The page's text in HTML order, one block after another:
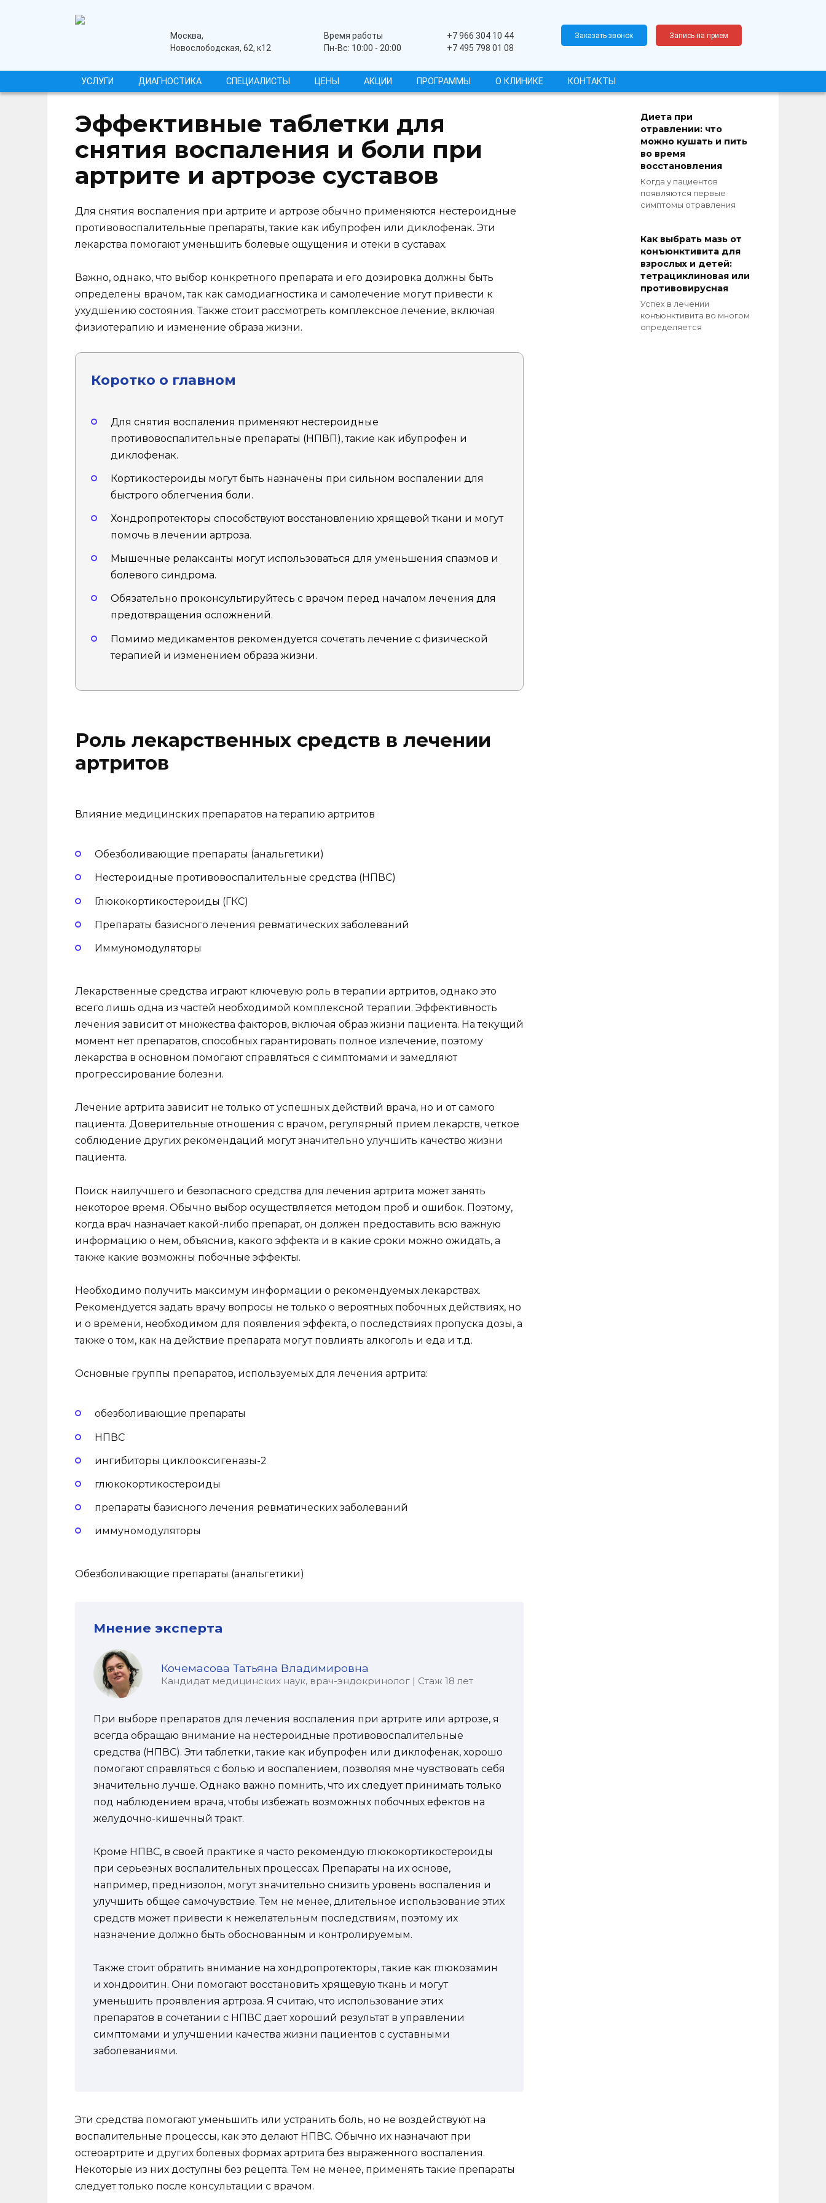
медицинский центрМосква,
Новослободская, 62, к12
Время работы
Пн-Вс: 10:00 - 20:00
+7 966 304 10 44
+7 495 798 01 08
Заказать звонок Запись на прием
УСЛУГИ ДИАГНОСТИКА СПЕЦИАЛИСТЫ ЦЕНЫ АКЦИИ ПРОГРАММЫ О КЛИНИКЕ КОНТАКТЫ
Эффективные таблетки для
снятия воспаления и боли при
артрите и артрозе суставов
Для снятия воспаления при артрите и артрозе обычно применяются нестероидные
противовоспалительные препараты, такие как ибупрофен или диклофенак. Эти
лекарства помогают уменьшить болевые ощущения и отеки в суставах.
Важно, однако, что выбор конкретного препарата и его дозировка должны быть
определены врачом, так как самодиагностика и самолечение могут привести к
ухудшению состояния. Также стоит рассмотреть комплексное лечение, включая
физиотерапию и изменение образа жизни.
Коротко о главном
Для снятия воспаления применяют нестероидные
противовоспалительные препараты (НПВП), такие как ибупрофен и
диклофенак.
Кортикостероиды могут быть назначены при сильном воспалении для
быстрого облегчения боли.
Хондропротекторы способствуют восстановлению хрящевой ткани и могут
помочь в лечении артроза.
Мышечные релаксанты могут использоваться для уменьшения спазмов и
болевого синдрома.
Обязательно проконсультируйтесь с врачом перед началом лечения для
предотвращения осложнений.
Помимо медикаментов рекомендуется сочетать лечение с физической
терапией и изменением образа жизни.
Роль лекарственных средств в лечении
артритов
Влияние медицинских препаратов на терапию артритов
Обезболивающие препараты (анальгетики)
Нестероидные противовоспалительные средства (НПВС)
Глюкокортикостероиды (ГКС)
Препараты базисного лечения ревматических заболеваний
Иммуномодуляторы
Лекарственные средства играют ключевую роль в терапии артритов, однако это
всего лишь одна из частей необходимой комплексной терапии. Эффективность
лечения зависит от множества факторов, включая образ жизни пациента. На текущий
момент нет препаратов, способных гарантировать полное излечение, поэтому
лекарства в основном помогают справляться с симптомами и замедляют
прогрессирование болезни.
Лечение артрита зависит не только от успешных действий врача, но и от самого
пациента. Доверительные отношения с врачом, регулярный прием лекарств, четкое
соблюдение других рекомендаций могут значительно улучшить качество жизни
пациента.
Поиск наилучшего и безопасного средства для лечения артрита может занять
некоторое время. Обычно выбор осуществляется методом проб и ошибок. Поэтому,
когда врач назначает какой-либо препарат, он должен предоставить всю важную
информацию о нем, объяснив, какого эффекта и в какие сроки можно ожидать, а
также какие возможны побочные эффекты.
Необходимо получить максимум информации о рекомендуемых лекарствах.
Рекомендуется задать врачу вопросы не только о вероятных побочных действиях, но
и о времени, необходимом для появления эффекта, о последствиях пропуска дозы, а
также о том, как на действие препарата могут повлиять алкоголь и еда и т.д.
Основные группы препаратов, используемых для лечения артрита:
обезболивающие препараты
НПВС
ингибиторы циклооксигеназы-2
глюкокортикостероиды
препараты базисного лечения ревматических заболеваний
иммуномодуляторы
Обезболивающие препараты (анальгетики)
Мнение эксперта
Кочемасова Татьяна Владимировна
Кандидат медицинских наук, врач-эндокринолог | Стаж 18 лет
При выборе препаратов для лечения воспаления при артрите или артрозе, я
всегда обращаю внимание на нестероидные противовоспалительные
средства (НПВС). Эти таблетки, такие как ибупрофен или диклофенак, хорошо
помогают справляться с болью и воспалением, позволяя мне чувствовать себя
значительно лучше. Однако важно помнить, что их следует принимать только
под наблюдением врача, чтобы избежать возможных побочных ефектов на
желудочно-кишечный тракт.
Кроме НПВС, в своей практике я часто рекомендую глюкокортикостероиды
при серьезных воспалительных процессах. Препараты на их основе,
например, преднизолон, могут значительно снизить уровень воспаления и
улучшить общее самочувствие. Тем не менее, длительное использование этих
средств может привести к нежелательным последствиям, поэтому их
назначение должно быть обоснованным и контролируемым.
Также стоит обратить внимание на хондропротекторы, такие как глюкозамин
и хондроитин. Они помогают восстановить хрящевую ткань и могут
уменьшить проявления артроза. Я считаю, что использование этих
препаратов в сочетании с НПВС дает хороший результат в управлении
симптомами и улучшении качества жизни пациентов с суставными
заболеваниями.
Эти средства помогают уменьшить или устранить боль, но не воздействуют на
воспалительные процессы, как это делают НПВС. Обычно их назначают при
остеоартрите и других болевых формах артрита без выраженного воспаления.
Некоторые из них доступны без рецепта. Тем не менее, применять такие препараты
следует только после консультации с врачом.
Диета при
отравлении: что
можно кушать и пить
во время
восстановления
Когда у пациентов
появляются первые
симптомы отравления
Как выбрать мазь от
конъюнктивита для
взрослых и детей:
тетрациклиновая или
противовирусная
Успех в лечении
конъюнктивита во многом
определяется